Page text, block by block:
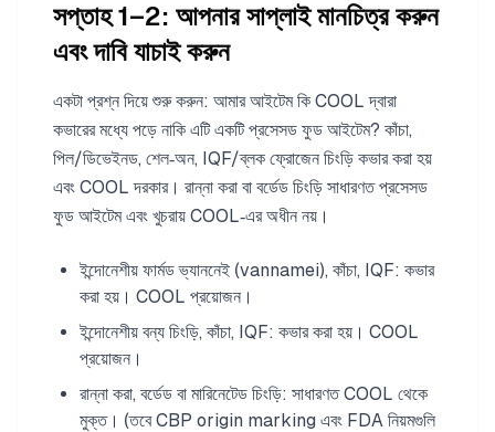
সপ্তাহ 1–2: আপনার সাপ্লাই মানচিত্র করুন
এবং দাবি যাচাই করুন
একটা প্রশ্ন দিয়ে শুরু করুন: আমার আইটেম কি COOL দ্বারা
কভারের মধ্যে পড়ে নাকি এটি একটি প্রসেসড ফুড আইটেম? কাঁচা,
পিল/ডিভেইনড, শেল‑অন, IQF/ব্লক ফ্রোজেন চিংড়ি কভার করা হয়
এবং COOL দরকার। রান্না করা বা বর্ডেড চিংড়ি সাধারণত প্রসেসড
ফুড আইটেম এবং খুচরায় COOL‑এর অধীন নয়।
ইন্দোনেশীয় ফার্মড ভ্যাননেই (vannamei), কাঁচা, IQF: কভার
করা হয়। COOL প্রয়োজন।
ইন্দোনেশীয় বন্য চিংড়ি, কাঁচা, IQF: কভার করা হয়। COOL
প্রয়োজন।
রান্না করা, বর্ডেড বা মারিনেটেড চিংড়ি: সাধারণত COOL থেকে
মুক্ত। (তবে CBP origin marking এবং FDA নিয়মগুলি